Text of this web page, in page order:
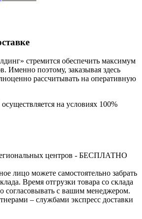
стремится обеспечить максимум
Именно поэтому, заказывая здесь
рассчитывать на оперативную
на условиях 100%
центров - БЕСПЛАТНО
лицо можете самостоятельно забрать
Время отгрузки товара со склада
согласовывать с вашим менеджером.
– службами экспресс доставки